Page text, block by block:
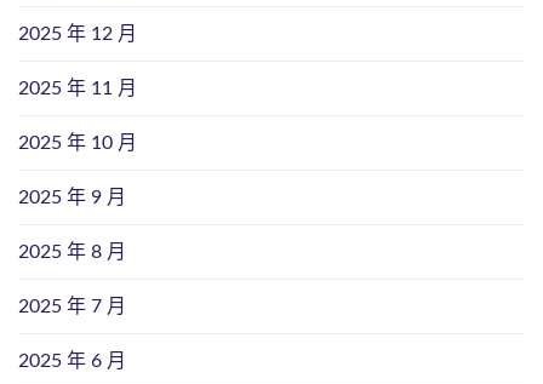
2025 年 12 月
2025 年 11 月
2025 年 10 月
2025 年 9 月
2025 年 8 月
2025 年 7 月
2025 年 6 月